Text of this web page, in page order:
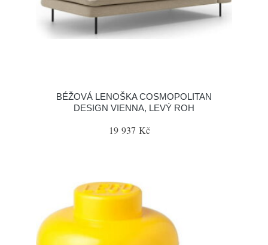
BÉŽOVÁ LENOŠKA COSMOPOLITAN
DESIGN VIENNA, LEVÝ ROH
19 937 Kč